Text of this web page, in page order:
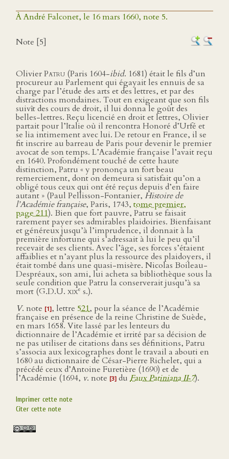
À André Falconet, le 16 mars 1660, note 5.
Note [5]
OlivierPatru (Paris 1604-ibid. 1681) était le fils d’un
procureur au Parlement qui égayait les ennuis de sa
charge par l’étude des arts et des lettres, et par des
distractions mondaines. Tout en exigeant que son fils
suivît des cours de droit, il lui donna le goût des
belles-lettres. Reçu licencié en droit et lettres, Olivier
partait pour l’Italie où il rencontra Honoré d’Urfé et
se lia intimement avec lui. De retour en France, il se
fit inscrire au barreau de Paris pour devenir le premier
avocat de son temps. L’Académie française l’avait reçu
en 1640. Profondément touché de cette haute
distinction, Patru « y prononça un fort beau
remerciement, dont on demeura si satisfait qu’on a
obligé tous ceux qui ont été reçus depuis d’en faire
autant » (Paul Pellisson-Fontanier, Histoire de
l’Académie française, Paris, 1743, tome premier,
page 211). Bien que fort pauvre, Patru se faisait
rarement payer ses admirables plaidoiries. Bienfaisant
et généreux jusqu’à l’imprudence, il donnait à la
première infortune qui s’adressait à lui le peu qu’il
recevait de ses clients. Avec l’âge, ses forces s’étaient
affaiblies et n’ayant plus la ressource des plaidoyers, il
était tombé dans une quasi-misère. Nicolas Boileau-
Despréaux, son ami, lui acheta sa bibliothèque sous la
seule condition que Patru la conserverait jusqu’à sa
mort (G.D.U. xixe s.).
V. note [1], lettre 521, pour la séance de l’Académie
française en présence de la reine Christine de Suède,
en mars 1658. Vite lassé par les lenteurs du
dictionnaire de l’Académie et irrité par sa décision de
ne pas utiliser de citations dans ses définitions, Patru
s’associa aux lexicographes dont le travail a abouti en
1680 au dictionnaire de César-Pierre Richelet, qui a
précédé ceux d’Antoine Furetière (1690) et de
l’Académie (1694, v. note [3] du Faux Patiniana II‑7).
Imprimer cette note
Citer cette note